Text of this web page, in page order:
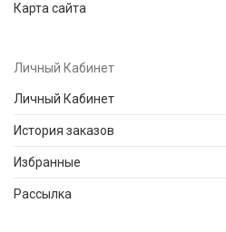
Карта сайта
Личный Кабинет
Личный Кабинет
История заказов
Избранные
Рассылка